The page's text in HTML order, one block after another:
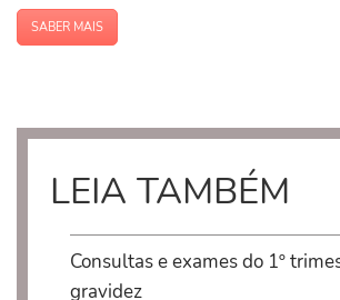
SABER MAIS
LEIA TAMBÉM
Consultas e exames do 1º
gravidez